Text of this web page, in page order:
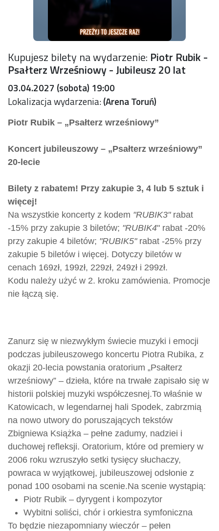
Kupujesz bilety na wydarzenie: Piotr Rubik -
Psałterz Wrześniowy - Jubileusz 20 lat
03.04.2027 (sobota) 19:00
Lokalizacja wydarzenia:(Arena Toruń)
Piotr Rubik – „Psałterz wrześniowy”
Koncert jubileuszowy – „Psałterz wrześniowy”
20-lecie
Bilety z rabatem! Przy zakupie 3, 4 lub 5 sztuk i
więcej!
Na wszystkie koncerty z kodem "RUBIK3"rabat
-15% przy zakupie 3 biletów; "RUBIK4" rabat -20%
przy zakupie 4 biletów; "RUBIK5"rabat -25% przy
zakupie 5 biletów i więcej. Dotyczy biletów w
cenach 169zł, 199zł, 229zł, 249zł i 299zł.
Kodu należy użyć w 2. kroku zamówienia. Promocje
nie łączą się.
Zanurz się w niezwykłym świecie muzyki i emocji
podczas jubileuszowego koncertu Piotra Rubika, z
okazji 20-lecia powstania oratorium „Psałterz
wrześniowy” – dzieła, które na trwałe zapisało się w
historii polskiej muzyki współczesnej.To właśnie w
Katowicach, w legendarnej hali Spodek, zabrzmią
na nowo utwory do poruszających tekstów
Zbigniewa Książka – pełne zadumy, nadziei i
duchowej refleksji. Oratorium, które od premiery w
2006 roku wzruszyło setki tysięcy słuchaczy,
powraca w wyjątkowej, jubileuszowej odsłonie z
ponad 100 osobami na scenie.Na scenie wystąpią:
Piotr Rubik – dyrygent i kompozytor
Wybitni soliści, chór i orkiestra symfoniczna
To będzie niezapomniany wieczór – pełen